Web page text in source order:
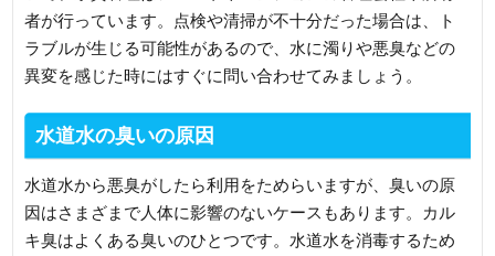
者が行っています。点検や清掃が不十分だった場合は、ト
ラブルが生じる可能性があるので、水に濁りや悪臭などの
異変を感じた時にはすぐに問い合わせてみましょう。
水道水の臭いの原因
水道水から悪臭がしたら利用をためらいますが、臭いの原
因はさまざまで人体に影響のないケースもあります。カル
キ臭はよくある臭いのひとつです。水道水を消毒するため